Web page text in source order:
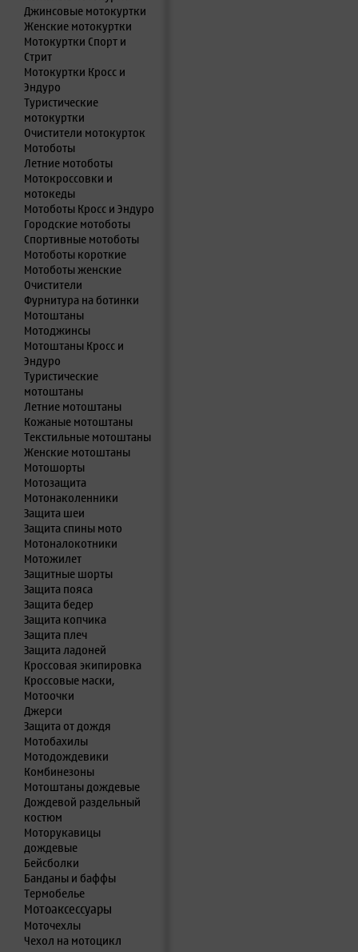
Джинсовые мотокуртки
Женские мотокуртки
Мотокуртки Спорт и
Стрит
Мотокуртки Кросс и
Эндуро
Туристические
мотокуртки
Очистители мотокурток
Мотоботы
Летние мотоботы
Мотокроссовки и
мотокеды
Мотоботы Кросс и Эндуро
Городские мотоботы
Спортивные мотоботы
Мотоботы короткие
Мотоботы женские
Очистители
Фурнитура на ботинки
Мотоштаны
Мотоджинсы
Мотоштаны Кросс и
Эндуро
Туристические
мотоштаны
Летние мотоштаны
Кожаные мотоштаны
Текстильные мотоштаны
Женские мотоштаны
Мотошорты
Мотозащита
Мотонаколенники
Защита шеи
Защита спины мото
Мотоналокотники
Мотожилет
Защитные шорты
Защита пояса
Защита бедер
Защита копчика
Защита плеч
Защита ладоней
Кроссовая экипировка
Кроссовые маски,
Мотоочки
Джерси
Защита от дождя
Мотобахилы
Мотодождевики
Комбинезоны
Мотоштаны дождевые
Дождевой раздельный
костюм
Моторукавицы
дождевые
Бейсболки
Банданы и баффы
Термобелье
Мотоаксессуары
Моточехлы
Чехол на мотоцикл